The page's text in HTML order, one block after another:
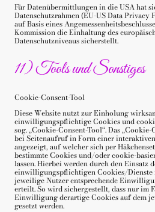
Für Datenübermittlungen in die USA hat
Datenschutzrahmen (EU-US Data Privacy
auf Basis eines
Kommission die Einhaltung des
Datenschutzniveaus sicherstellt.
11) Tools und Sonstiges
Cookie-Consent-Tool
Diese Website nutzt zur Einholung
einwilligungspflichtige Cookies und
sog. „Cookie-Consent-Tool“. Das
bei Seitenaufruf in Form einer
angezeigt, auf welcher sich per
bestimmte Cookies und/oder cookie-
lassen. Hierbei werden durch den Einsatz
einwilligungspflichtigen Cookies/Dienste
jeweilige Nutzer entsprechende
erteilt. So wird sichergestellt, dass nur im
Einwilligung derartige Cookies auf dem
gesetzt werden.